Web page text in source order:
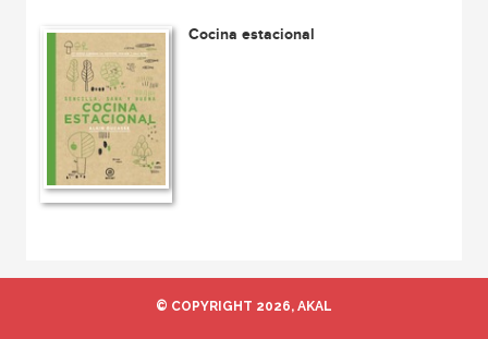
Cocina estacional
© COPYRIGHT 2026, AKAL